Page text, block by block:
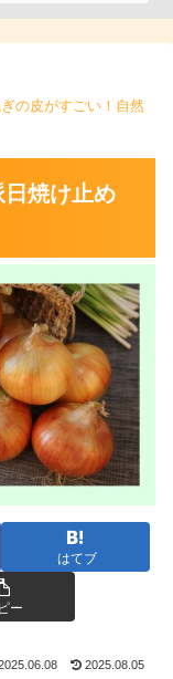
の皮がすごい！自然
焼け止め
はてブ
ー
2025.08.05